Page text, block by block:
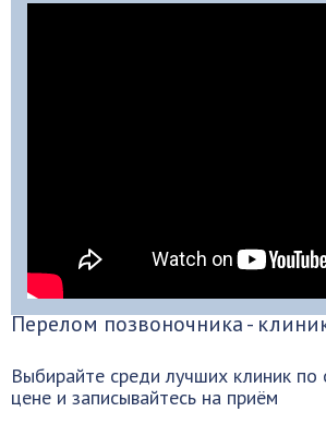
Перелом позвоночника -
Выбирайте среди лучших клиник
цене и записывайтесь на приём